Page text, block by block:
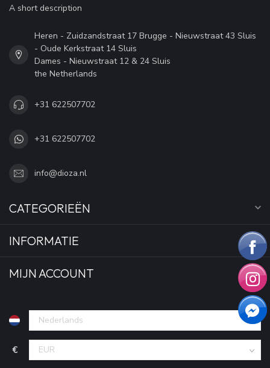
A short description
Heren - Zuidzandstraat 17 Brugge - Nieuwstraat 43 Sluis
- Oude Kerkstraat 14 Sluis
Dames - Nieuwstraat 12 & 24 Sluis
the Netherlands
+31 622507702
+31 622507702
info@dioza.nl
CATEGORIEËN
INFORMATIE
MIJN ACCOUNT
€